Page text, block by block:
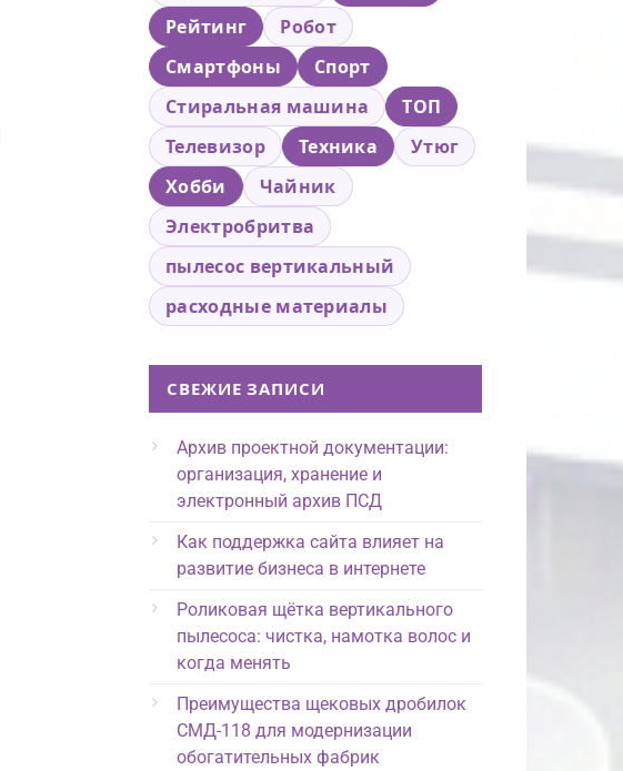
Рейтинг
Робот
Смартфоны
Спорт
Стиральная машина
ТОП
Телевизор
Техника
Утюг
Хобби
Чайник
Электробритва
пылесос вертикальный
расходные материалы
СВЕЖИЕ ЗАПИСИ
Архив проектной документации:
организация, хранение и
электронный архив ПСД
Как поддержка сайта влияет на
развитие бизнеса в интернете
Роликовая щётка вертикального
пылесоса: чистка, намотка волос и
когда менять
Преимущества щековых дробилок
СМД-118 для модернизации
обогатительных фабрик